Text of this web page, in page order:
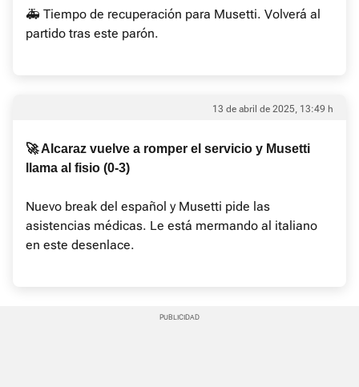
🚑 Tiempo de recuperación para Musetti. Volverá al
partido tras este parón.
13 de abril de 2025, 13:49 h
🚀 Alcaraz vuelve a romper el servicio y Musetti
llama al fisio (0-3)
Nuevo break del español y Musetti pide las
asistencias médicas. Le está mermando al italiano
en este desenlace.